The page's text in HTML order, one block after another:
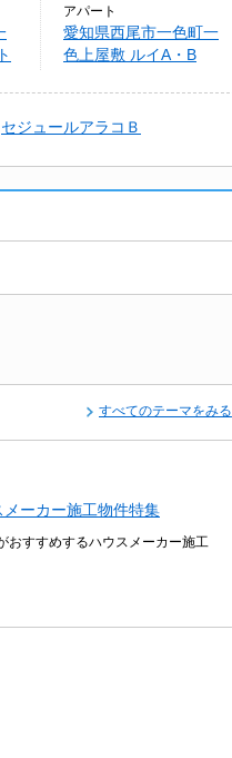
アパート
愛知県西尾市一色町一
色上屋敷 ルイA・B
セジュールアラコＢ
すべてのテーマをみる
ーカー施工物件特集
おすすめするハウスメーカー施工